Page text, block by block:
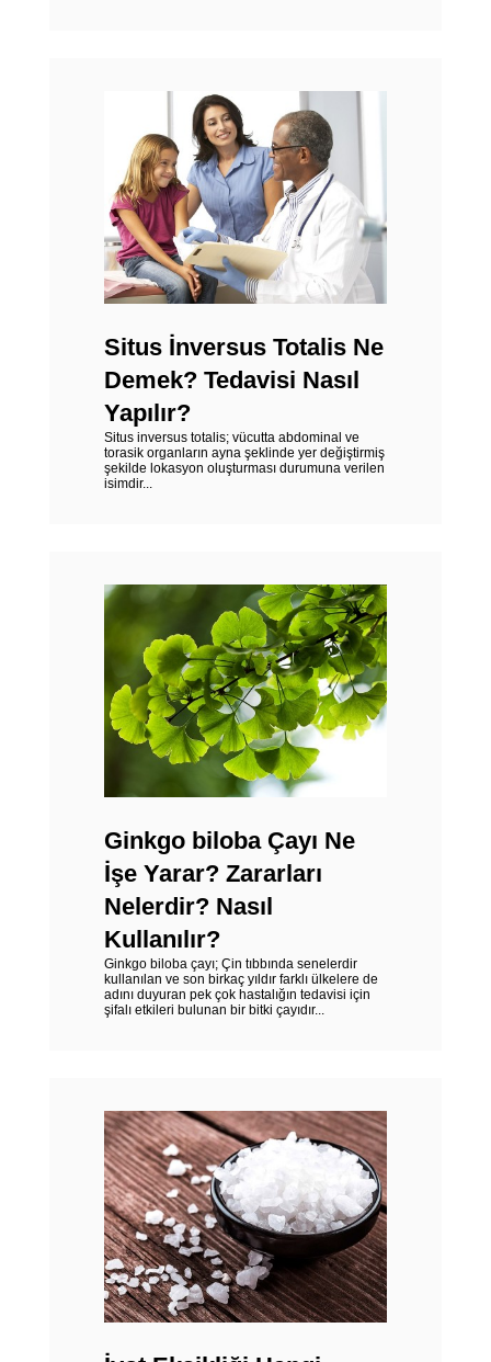
Situs İnversus Totalis Ne
Demek? Tedavisi Nasıl
Yapılır?
Situs inversus totalis; vücutta abdominal ve
torasik organların ayna şeklinde yer değiştirmiş
şekilde lokasyon oluşturması durumuna verilen
isimdir...
Ginkgo biloba Çayı Ne
İşe Yarar? Zararları
Nelerdir? Nasıl
Kullanılır?
Ginkgo biloba çayı; Çin tıbbında senelerdir
kullanılan ve son birkaç yıldır farklı ülkelere de
adını duyuran pek çok hastalığın tedavisi için
şifalı etkileri bulunan bir bitki çayıdır...